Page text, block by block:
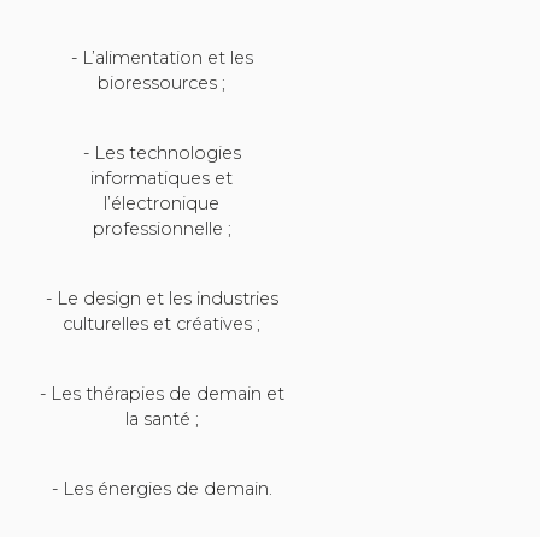
- L’alimentation et les
bioressources ;
- Les technologies
informatiques et
l’électronique
professionnelle ;
- Le design et les industries
culturelles et créatives ;
- Les thérapies de demain et
la santé ;
- Les énergies de demain.